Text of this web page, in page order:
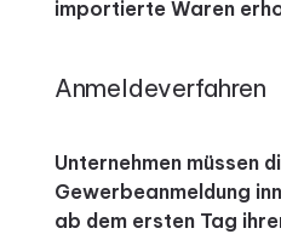
importierte Waren
Anmeldeverfahren
Unternehmen müssen
Gewerbeanmeldung
ab dem ersten Tag